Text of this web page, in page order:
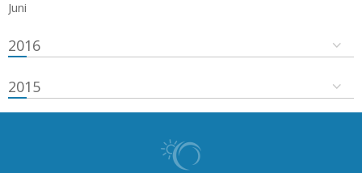
Juni
2016
2015